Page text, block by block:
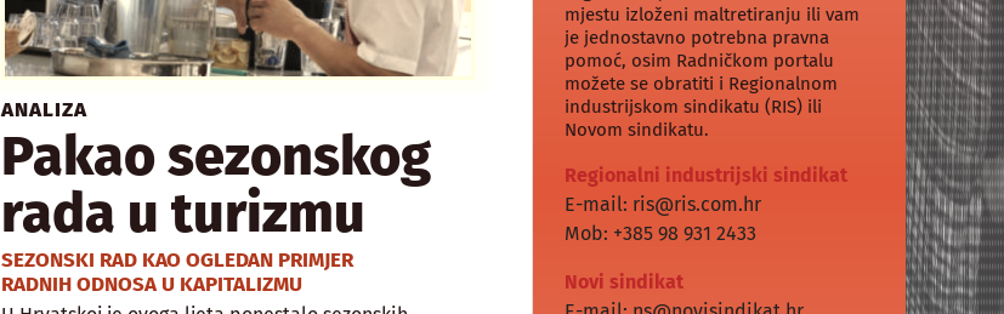
ANALIZA
Pakao sezonskog
rada u turizmu
SEZONSKI RAD KAO OGLEDAN PRIMJER
RADNIH ODNOSA U KAPITALIZMU
mjestu izloženi maltretiranju ili vam
je jednostavno potrebna pravna
pomoć, osim Radničkom portalu
možete se obratiti i Regionalnom
industrijskom sindikatu (RIS) ili
Novom sindikatu.
Regionalni industrijski sindikat
E-mail: ris@ris.com.hr
Mob: +385 98 931 2433
Novi sindikat